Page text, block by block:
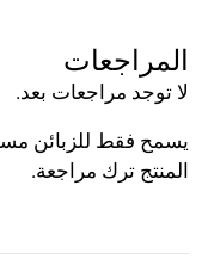
المراجعات
لا توجد مراجعات بعد.
يسمح فقط للزبائن
المنتج ترك مراجعة.